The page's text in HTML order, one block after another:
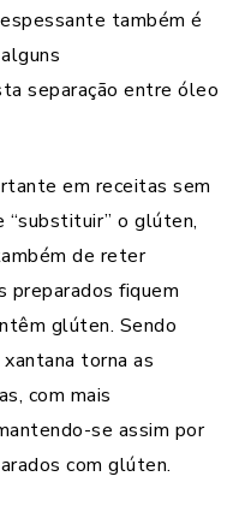
também é
separação entre óleo
em receitas sem
o glúten,
de reter
preparados fiquem
glúten. Sendo
torna as
com mais
se assim por
com glúten.